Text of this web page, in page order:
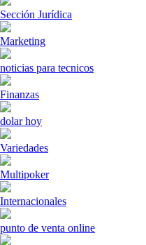
Sección Jurídica
Marketing
noticias para tecnicos
Finanzas
dolar hoy
Variedades
Multipoker
Internacionales
punto de venta online